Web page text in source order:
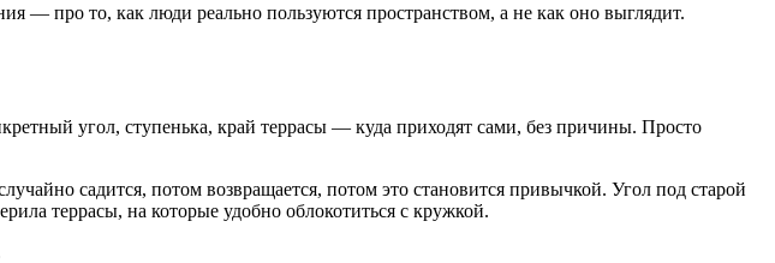
— про то, как люди реально пользуются пространством, а не как оно выглядит.
угол, ступенька, край террасы — куда приходят сами, без причины. Просто
садится, потом возвращается, потом это становится привычкой. Угол под старой
террасы, на которые удобно облокотиться с кружкой.